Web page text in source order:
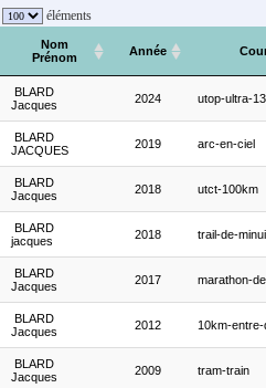
éléments
Nom
Prénom
Année
BLARD
Jacques
2024 utop-ultra-
BLARD
JACQUES
2019 arc-en-ciel
BLARD
Jacques
2018 utct-100km
BLARD
jacques
2018 trail-de-
BLARD
Jacques
2017 marathon-
BLARD
Jacques
2012 10km-
BLARD
Jacques
2009 tram-train